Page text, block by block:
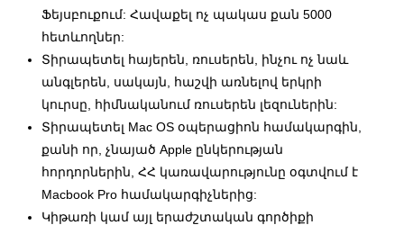
Ֆեյսբուքում: Հավաքել ոչ պակաս քան 5000
հետևողներ:
Տիրապետել հայերեն, ռուսերեն, ինչու ոչ նաև
անգլերեն, սակայն, հաշվի առնելով երկրի
կուրսը, հիմնականում ռուսերեն լեզուներին:
Տիրապետել Mac OS օպերացիոն համակարգին,
քանի որ, չնայած Apple ընկերության
հորդորներին, ՀՀ կառավարությունը օգտվում է
Macbook Pro համակարգիչներից:
Կիթառի կամ այլ երաժշտական գործիքի